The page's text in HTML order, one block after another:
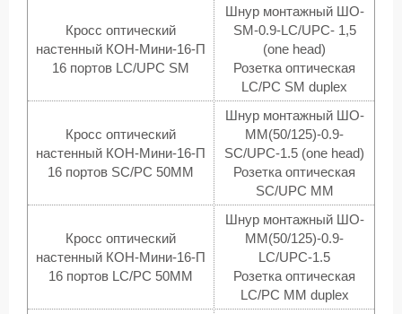
Кросс оптический
настенный КОН-Мини-16-П
16 портов LC/UPC SM
Шнур монтажный ШО-
SM-0.9-LC/UPC- 1,5
(one head)
Розетка оптическая
LC/PC SM duplex
Кросс оптический
настенный КОН-Мини-16-П
16 портов SC/PC 50MM
Шнур монтажный ШО-
MM(50/125)-0.9-
SC/UPC-1.5 (one head)
Розетка оптическая
SC/UPC MM
Кросс оптический
настенный КОН-Мини-16-П
16 портов LC/PC 50MM
Шнур монтажный ШО-
MM(50/125)-0.9-
LC/UPC-1.5
Розетка оптическая
LC/PC MM duplex